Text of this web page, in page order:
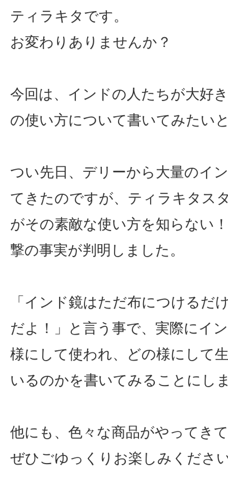
ティラキタです。
お変わりありませんか？
今回は、インドの人たちが大好
の使い方について書いてみたい
つい先日、デリーから大量のイ
てきたのですが、ティラキタス
がその素敵な使い方を知らない
撃の事実が判明しました。
「インド鏡はただ布につけるだ
だよ！」と言う事で、実際にイ
様にして使われ、どの様にして
いるのかを書いてみることにし
他にも、色々な商品がやってき
ぜひごゆっくりお楽しみくださ